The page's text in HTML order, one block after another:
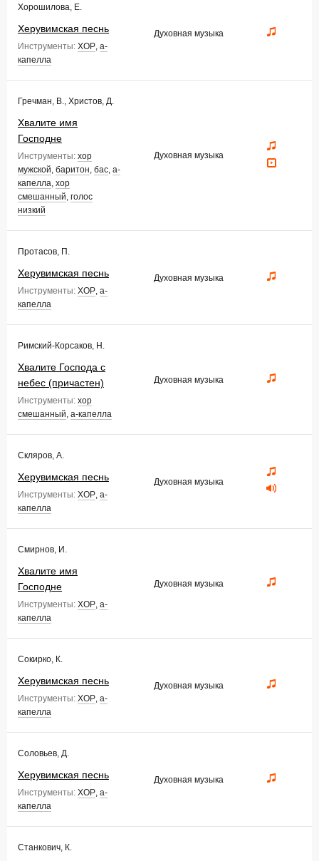
Хорошилова, Е.
Херувимская песнь
Инструменты: ХОР, а-
капелла
Духовная музыка
Гречман, В., Христов, Д.
Хвалите имя
Господне
Инструменты: хор
мужской, баритон, бас, а-
капелла, хор
смешанный, голос
низкий
Духовная музыка
Протасов, П.
Херувимская песнь
Инструменты: ХОР, а-
капелла
Духовная музыка
Римский-Корсаков, Н.
Хвалите Господа с
небес (причастен)
Инструменты: хор
смешанный, а-капелла
Духовная музыка
Скляров, А.
Херувимская песнь
Инструменты: ХОР, а-
капелла
Духовная музыка
Смирнов, И.
Хвалите имя
Господне
Инструменты: ХОР, а-
капелла
Духовная музыка
Сокирко, К.
Херувимская песнь
Инструменты: ХОР, а-
капелла
Духовная музыка
Соловьев, Д.
Херувимская песнь
Инструменты: ХОР, а-
капелла
Духовная музыка
Станкович, К.